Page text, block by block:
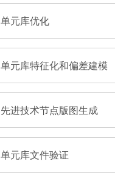
单元库优化
单元库特征化和偏差建模
先进技术节点版图生成
单元库文件验证